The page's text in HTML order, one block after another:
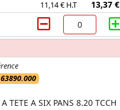
11,14 € H.T 13,37 €
TETE A SIX PANS 8.20 TCCH